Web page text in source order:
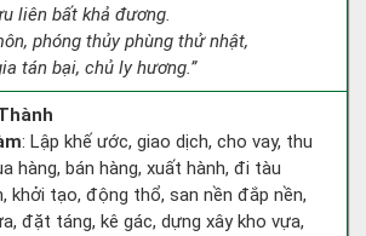
liên bất khả đương.
phóng thủy phùng thử nhật,
tán bại, chủ ly hương.”
: Lập khế ước, giao dịch, cho vay, thu
hàng, bán hàng, xuất hành, đi tàu
khởi tạo, động thổ, san nền đắp nền,
đặt táng, kê gác, dựng xây kho vựa,